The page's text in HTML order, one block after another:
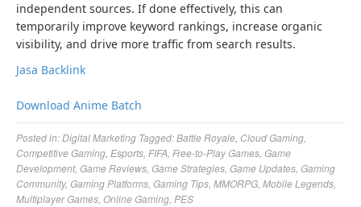
independent sources. If done effectively, this can
temporarily improve keyword rankings, increase organic
visibility, and drive more traffic from search results.
Jasa Backlink
Download Anime Batch
Posted in:Digital Marketing Tagged:Battle Royale Cloud Gaming
Competitive Gaming Esports FIFA Free-to-Play Games Game
Development, Game Reviews Game Strategies Game Updates Gaming
Community, Gaming Platforms Gaming Tips MMORPG Mobile Legends
Multiplayer Games Online Gaming PES